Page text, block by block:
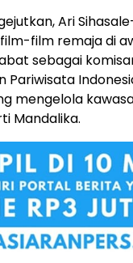
Ari
film remaja di
sebagai
Pariwisata
mengelola
Mandalika.